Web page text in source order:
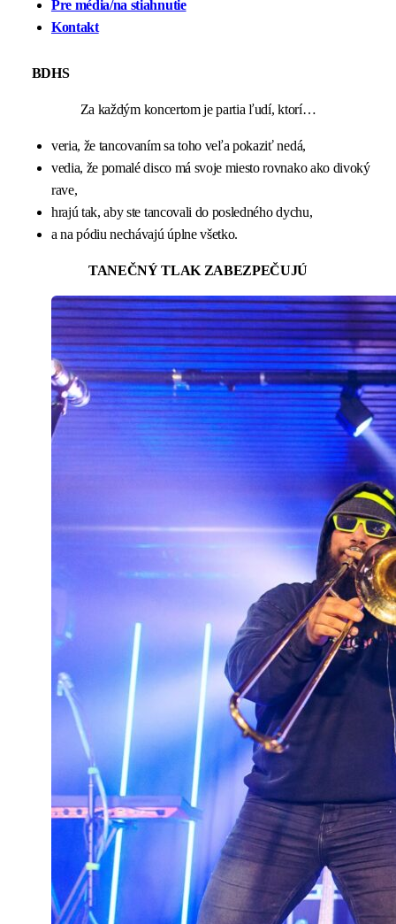
Pre média/na stiahnutie
Kontakt
BDHS
Za každým koncertom je partia ľudí, ktorí…
veria, že tancovaním sa toho veľa pokaziť nedá,
vedia, že pomalé disco má svoje miesto rovnako ako divoký
rave,
hrajú tak, aby ste tancovali do posledného dychu,
a na pódiu nechávajú úplne všetko.
TANEČNÝ TLAK ZABEZPEČUJÚ